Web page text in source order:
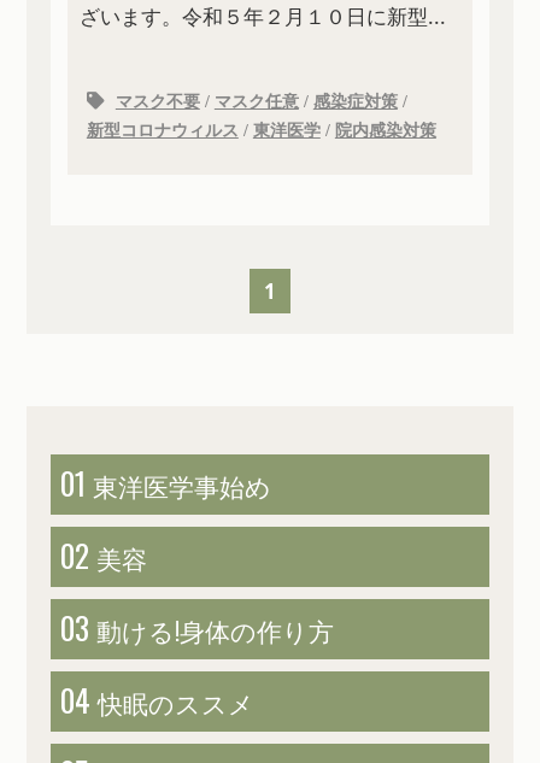
ざいます。令和５年２月１０日に新型...
マスク不要/ マスク任意/ 感染症対策/
新型コロナウィルス / 東洋医学/ 院内感染対策
1
01 東洋医学事始め
02 美容
03 動ける!身体の作り方
04 快眠のススメ